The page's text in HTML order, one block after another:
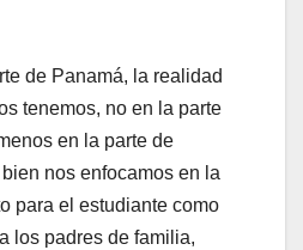
de Panamá, la realidad
tenemos, no en la parte
en la parte de
nos enfocamos en la
para el estudiante como
los padres de familia,